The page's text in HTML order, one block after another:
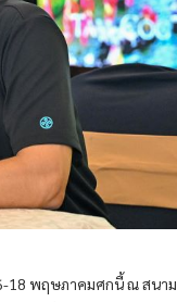
18 พฤษภาคมศกนี้ ณ สนาม